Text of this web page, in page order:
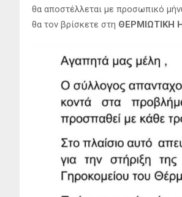
θα αποστέλλεται με προσωπικό
θα τον βρίσκετε στη ΘΕΡΜΙΩΤΙΚΗ